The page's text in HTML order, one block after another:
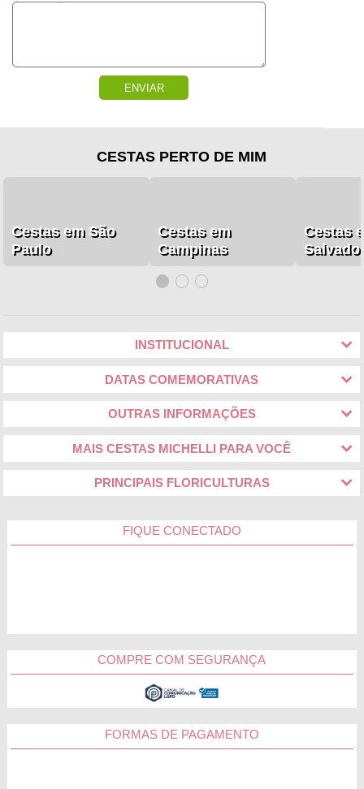
ENVIAR
CESTAS PERTO DE MIM
Cestas em São
Paulo
Cestas em
Campinas
Cestas
INSTITUCIONAL
DATAS COMEMORATIVAS
OUTRAS INFORMAÇÕES
MAIS CESTAS MICHELLI PARA VOCÊ
PRINCIPAIS FLORICULTURAS
FIQUE CONECTADO
COMPRE COM SEGURANÇA
FORMAS DE PAGAMENTO